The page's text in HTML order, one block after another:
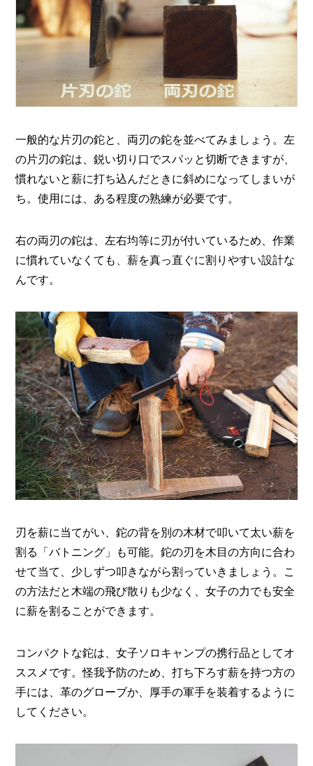
一般的な片刃の鉈と、両刃の鉈を並べてみましょう。左
の片刃の鉈は、鋭い切り口でスパッと切断できますが、
慣れないと薪に打ち込んだときに斜めになってしまいが
ち。使用には、ある程度の熟練が必要です。
右の両刃の鉈は、左右均等に刃が付いているため、作業
に慣れていなくても、薪を真っ直ぐに割りやすい設計な
んです。
刃を薪に当てがい、鉈の背を別の木材で叩いて太い薪を
割る「バトニング」も可能。鉈の刃を木目の方向に合わ
せて当て、少しずつ叩きながら割っていきましょう。こ
の方法だと木端の飛び散りも少なく、女子の力でも安全
に薪を割ることができます。
コンパクトな鉈は、女子ソロキャンプの携行品としてオ
ススメです。怪我予防のため、打ち下ろす薪を持つ方の
手には、革のグローブか、厚手の軍手を装着するように
してください。